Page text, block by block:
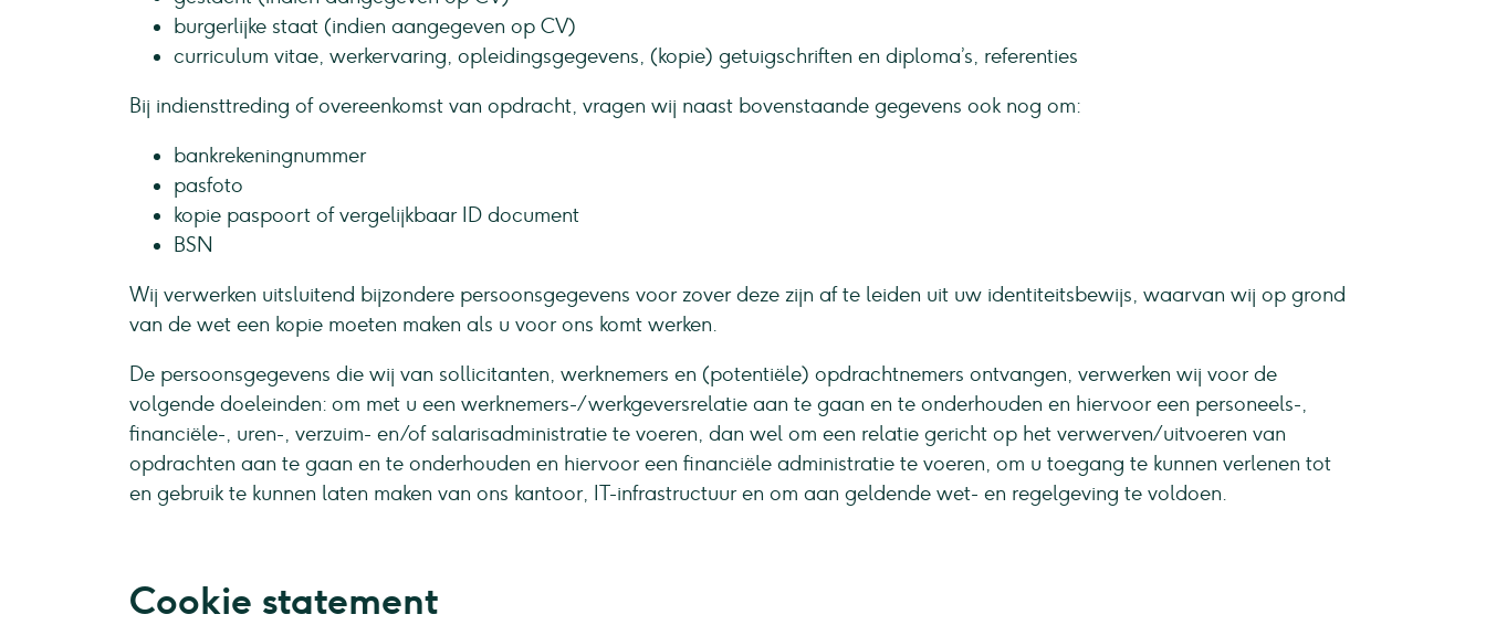
burgerlijke staat (indien aangegeven op CV)
curriculum vitae, werkervaring, opleidingsgegevens, (kopie) getuigschriften en diploma’s, referenties
Bij indiensttreding of overeenkomst van opdracht, vragen wij naast bovenstaande gegevens ook nog om:
bankrekeningnummer
pasfoto
kopie paspoort of vergelijkbaar ID document
BSN
Wij verwerken uitsluitend bijzondere persoonsgegevens voor zover deze zijn af te leiden uit uw identiteitsbewijs, waarvan wij op grond
van de wet een kopie moeten maken als u voor ons komt werken.
De persoonsgegevens die wij van sollicitanten, werknemers en (potentiële) opdrachtnemers ontvangen, verwerken wij voor de
volgende doeleinden: om met u een werknemers-/werkgeversrelatie aan te gaan en te onderhouden en hiervoor een personeels-,
financiële-, uren-, verzuim- en/of salarisadministratie te voeren, dan wel om een relatie gericht op het verwerven / uitvoeren van
opdrachten aan te gaan en te onderhouden en hiervoor een financiële administratie te voeren, om u toegang te kunnen verlenen tot
en gebruik te kunnen laten maken van ons kantoor, IT-infrastructuur en om aan geldende wet- en regelgeving te voldoen.
Cookie statement